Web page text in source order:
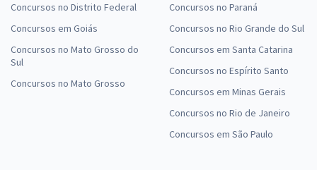
Concursos no Distrito Federal
Concursos em Goiás
Concursos no Mato Grosso do
Sul
Concursos no Mato Grosso
Concursos no Paraná
Concursos no Rio Grande do Sul
Concursos em Santa Catarina
Concursos no Espírito Santo
Concursos em Minas Gerais
Concursos no Rio de Janeiro
Concursos em São Paulo